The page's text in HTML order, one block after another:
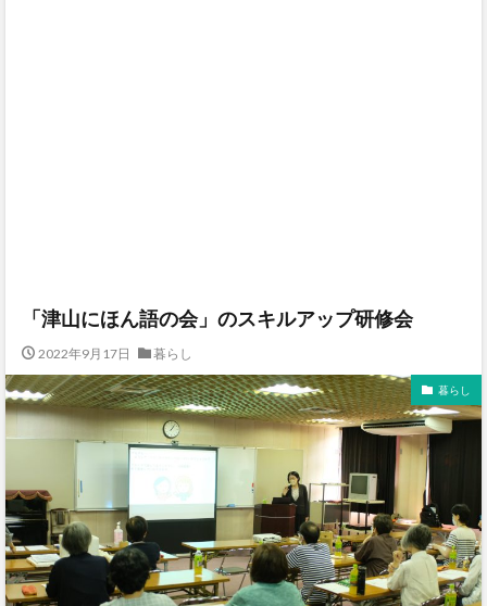
「津山にほん語の会」のスキルアップ研修会
2022年9月17日 暮らし
暮らし